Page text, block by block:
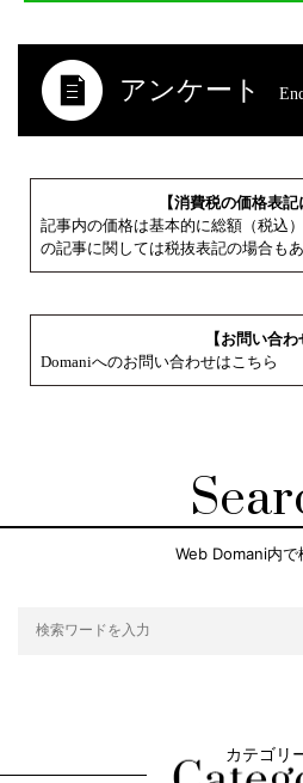
アンケート
【消費税の価格表記
記事内の価格は基本的に総額（税込
の記事に関しては税抜表記の場合もあ
【お問い合わ
Domaniへのお問い合わせはこちら
Web Domani内で
カテゴリ